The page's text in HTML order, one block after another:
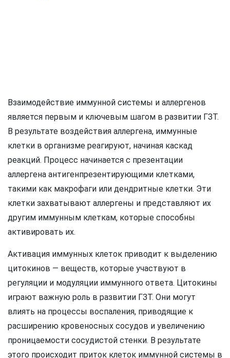
Взаимодействие иммунной системы и аллергенов
является первым и ключевым шагом в развитии ГЗТ.
В результате воздействия аллергена, иммунные
клетки в организме реагируют, начиная каскад
реакций. Процесс начинается с презентации
аллергена антигенпрезентирующими клетками,
такими как макрофаги или дендритные клетки. Эти
клетки захватывают аллергены и представляют их
другим иммунным клеткам, которые способны
активировать их.
Активация иммунных клеток приводит к выделению
цитокинов — веществ, которые участвуют в
регуляции и модуляции иммунного ответа. Цитокины
играют важную роль в развитии ГЗТ. Они могут
влиять на процессы воспаления, приводящие к
расширению кровеносных сосудов и увеличению
проницаемости сосудистой стенки. В результате
этого происходит приток клеток иммунной системы в